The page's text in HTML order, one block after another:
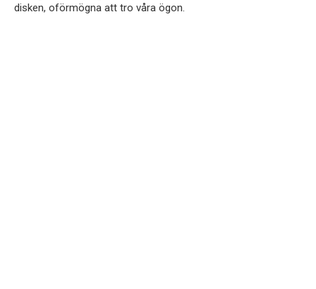
disken, oförmögna att tro våra ögon.